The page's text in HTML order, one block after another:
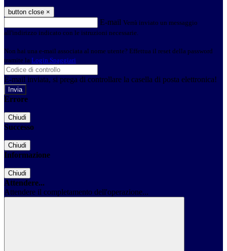
button close ×
E-mail Verrà inviato un messaggio
all'indirizzo indicato con le istruzioni necessarie.
Non hai una e-mail associata al nome utente? Effettua il reset della password
tramite la Login Spaggiari
E-mail inviata, si prega di controllare la casella di posta elettronica!
Errore
Chiudi
Successo
Chiudi
Informazione
Chiudi
Attendere...
Attendere il completamento dell'operazione...